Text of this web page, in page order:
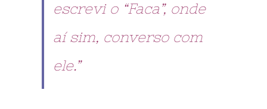
escrevi o “Faca”, onde
aí sim, converso com
ele.”